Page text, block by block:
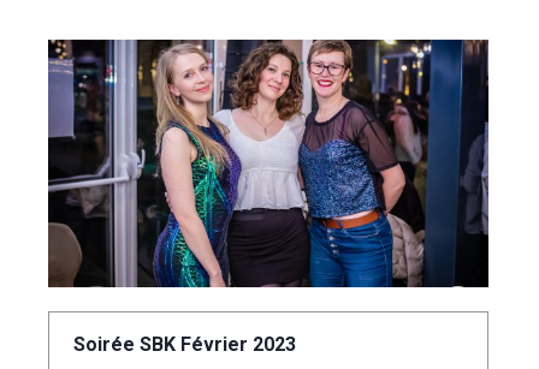
Soirée SBK Février 2023